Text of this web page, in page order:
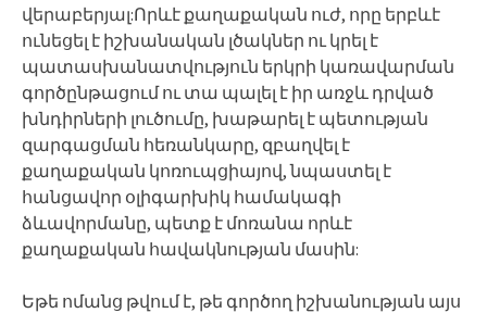
վերաբերյալ:Որևէ քաղաքական ուժ, որը երբևէ
ունեցել է իշխանական լծակներ ու կրել է
պատասխանատվություն երկրի կառավարման
գործընթացում ու տա պալել է իր առջև դրված
խնդիրների լուծումը, խաթարել է պետության
զարգացման հեռանկարը, զբաղվել է
քաղաքական կոռուպցիայով, նպաստել է
հանցավոր օլիգարխիկ համակագի
ձևավորմանը, պետք է մոռանա որևէ
քաղաքական հավակնության մասին:
Եթե ոմանց թվում է, թե գործող իշխանության այս